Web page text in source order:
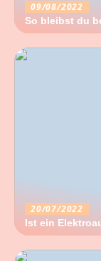
09/08/2022
So bleibst du
20/07/2022
Ist ein